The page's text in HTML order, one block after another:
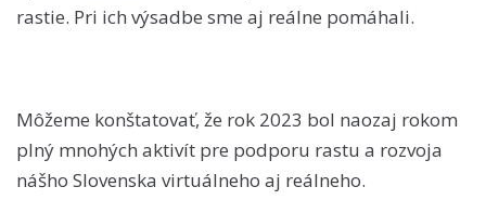
rastie. Pri ich výsadbe sme aj reálne pomáhali.
Môžeme konštatovať, že rok 2023 bol naozaj rokom
plný mnohých aktivít pre podporu rastu a rozvoja
nášho Slovenska virtuálneho aj reálneho.